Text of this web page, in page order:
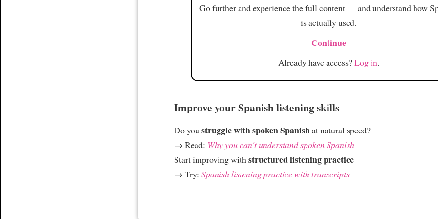
Go further and experience the full content — and understand how
is actually used.
Continue
Already have access?Log in.
Improve your Spanish listening skills
Do you struggle with spoken Spanishat natural speed?
→ Read: Why you can't understand spoken Spanish
Start improving with structured listening practice
→ Try: Spanish listening practice with transcripts